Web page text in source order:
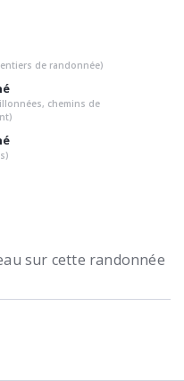
de randonnée)
chemins de
sur cette randonnée